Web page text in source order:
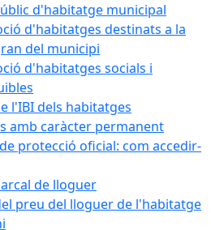
d'habitatge municipal
d'habitatges destinats a la
del municipi
d'habitatges socials i
l'IBI dels habitatges
amb caràcter permanent
protecció oficial: com accedir-
de lloguer
preu del lloguer de l'habitatge